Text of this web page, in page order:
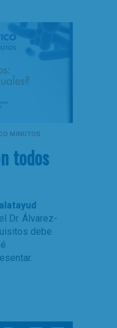
MINUTOS
todos
Dr. Álvarez-
debe